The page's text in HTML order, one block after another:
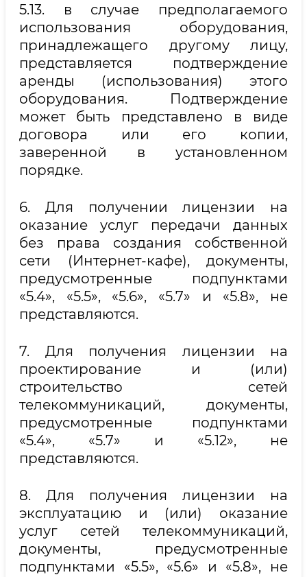
5.13. в случае предполагаемого
использования оборудования,
принадлежащего другому лицу,
представляется подтверждение
аренды (использования) этого
оборудования. Подтверждение
может быть представлено в виде
договора или его копии,
заверенной в установленном
порядке.
6. Для получении лицензии на
оказание услуг передачи данных
без права создания собственной
сети (Интернет-кафе), документы,
предусмотренные подпунктами
«5.4», «5.5», «5.6», «5.7» и «5.8», не
представляются.
7. Для получения лицензии на
проектирование и (или)
строительство сетей
телекоммуникаций, документы,
предусмотренные подпунктами
«5.4», «5.7» и «5.12», не
представляются.
8. Для получения лицензии на
эксплуатацию и (или) оказание
услуг сетей телекоммуникаций,
документы, предусмотренные
подпунктами «5.5», «5.6» и «5.8», не